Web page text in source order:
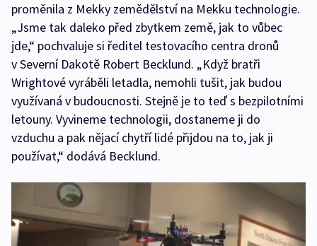
proměnila z Mekky zemědělství na Mekku technologie.
„Jsme tak daleko před zbytkem země, jak to vůbec
jde,“ pochvaluje si ředitel testovacího centra dronů
v Severní Dakotě Robert Becklund. „Když bratři
Wrightové vyráběli letadla, nemohli tušit, jak budou
využívaná v budoucnosti. Stejně je to teď s bezpilotními
letouny. Vyvineme technologii, dostaneme ji do
vzduchu a pak nějací chytří lidé přijdou na to, jak ji
používat,“ dodává Becklund.